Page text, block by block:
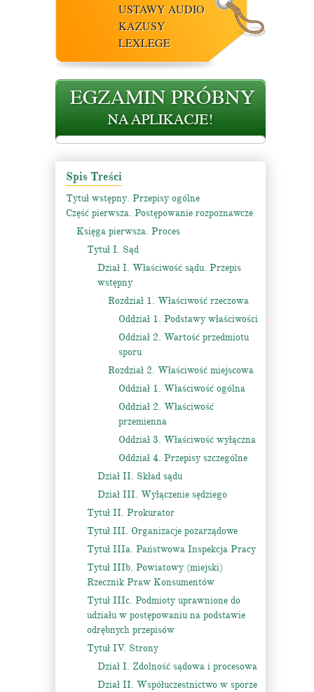
USTAWY AUDIO
KAZUSY
LEXLEGE
Spis Treści
Tytuł wstępny. Przepisy ogólne
Część pierwsza. Postępowanie rozpoznawcze
Księga pierwsza. Proces
Tytuł I. Sąd
Dział I. Właściwość sądu. Przepis
wstępny
Rozdział 1. Właściwość rzeczowa
Oddział 1. Podstawy właściwości
Oddział 2. Wartość przedmiotu
sporu
Rozdział 2. Właściwość miejscowa
Oddział 1. Właściwość ogólna
Oddział 2. Właściwość
przemienna
Oddział 3. Właściwość wyłączna
Oddział 4. Przepisy szczególne
Dział II. Skład sądu
Dział III. Wyłączenie sędziego
Tytuł II. Prokurator
Tytuł III. Organizacje pozarządowe
Tytuł IIIa. Państwowa Inspekcja Pracy
Tytuł IIIb. Powiatowy (miejski)
Rzecznik Praw Konsumentów
Tytuł IIIc. Podmioty uprawnione do
udziału w postępowaniu na podstawie
odrębnych przepisów
Tytuł IV. Strony
Dział I. Zdolność sądowa i procesowa
Dział II. Współuczestnictwo w sporze